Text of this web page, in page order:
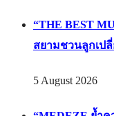
“THE BEST
สยามชวนลูกเปลี่
5 August 2026